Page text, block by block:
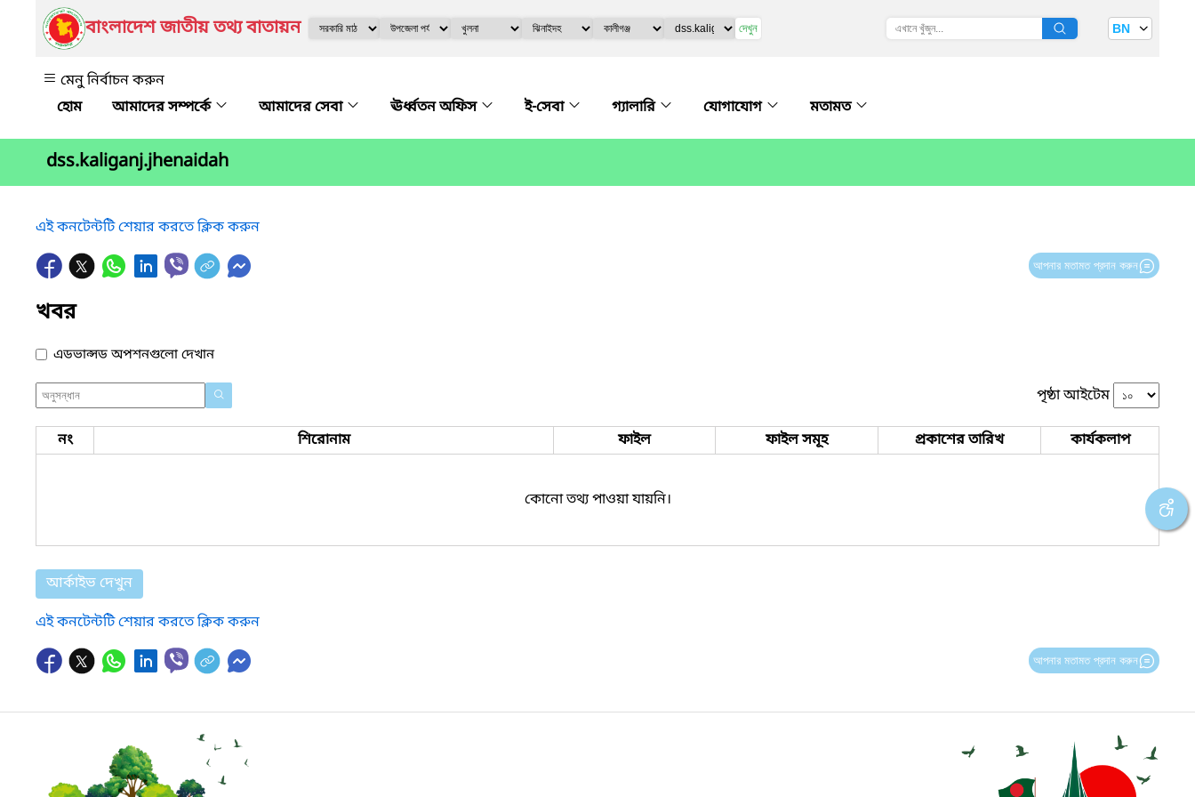
বাংলাদেশ জাতীয় তথ্য বাতায়ন দেখুন BN
মেনু নির্বাচন করুন
আমাদের সম্পর্কে
আমাদের সেবা ঊর্ধ্বতন অফিস ই-সেবা গ্যালারি যোগাযোগ মতামত
dss.kaliganj.jhenaidah
এই কনটেন্টটি শেয়ার করতে ক্লিক করুন
আপনার মতামত প্রদান করুন
খবর
এডভান্সড অপশনগুলো দেখান
পৃষ্ঠা আইটেম
নং শিরোনাম ফাইল ফাইল সমূহ প্রকাশের তারিখ কার্যকলাপ
কোনো তথ্য পাওয়া যায়নি।
আর্কাইভ দেখুন
এই কনটেন্টটি শেয়ার করতে ক্লিক করুন
আপনার মতামত প্রদান করুন